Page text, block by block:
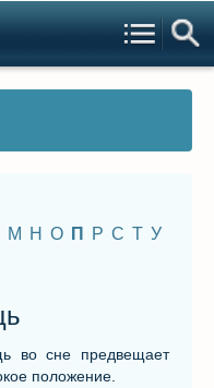
М Н О П Р С Т У
во сне предвещает
положение.